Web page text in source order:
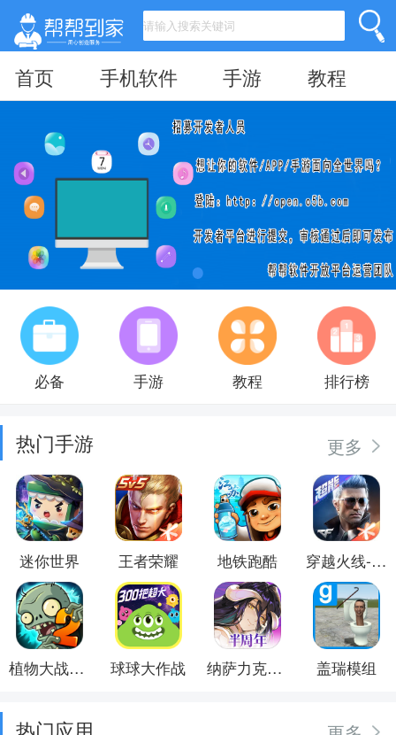
首页 手机软件 手游 教程
必备 手游 教程 排行榜
热门手游 更多
迷你世界 王者荣耀 地铁跑酷 穿越火线-枪战王者
植物大战僵尸2 球球大作战 纳萨力克之王 盖瑞模组
热门应用